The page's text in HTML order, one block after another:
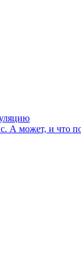
А может, и что